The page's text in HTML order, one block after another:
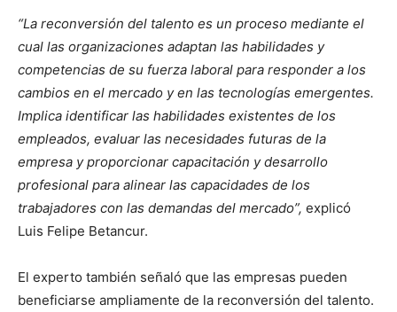
“La reconversión del talento es un proceso mediante el
cual las organizaciones adaptan las habilidades y
competencias de su fuerza laboral para responder a los
cambios en el mercado y en las tecnologías emergentes.
Implica identificar las habilidades existentes de los
empleados, evaluar las necesidades futuras de la
empresa y proporcionar capacitación y desarrollo
profesional para alinear las capacidades de los
trabajadores con las demandas del mercado”, explicó
Luis Felipe Betancur.
El experto también señaló que las empresas pueden
beneficiarse ampliamente de la reconversión del talento.